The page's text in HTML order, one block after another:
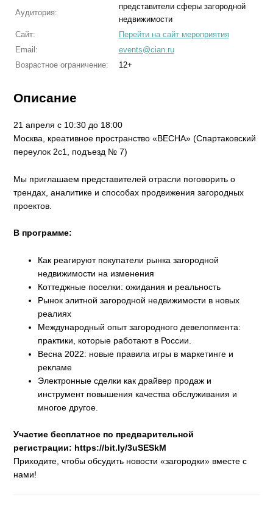
Аудитория:
представители сферы загородной
недвижимости
Сайт:
Перейти на сайт мероприятия
Email:
events@cian.ru
Возрастное ограничение:
12+
Описание
21 апреля с 10:30 до 18:00
Москва, креативное пространство «ВЕСНА» (Спартаковский
переулок 2с1, подъезд № 7)
Мы приглашаем представителей отрасли поговорить о
трендах, аналитике и способах продвижения загородных
проектов.
В программе:
Как реагируют покупатели рынка загородной
недвижимости на изменения
Коттеджные поселки: ожидания и реальность
Рынок элитной загородной недвижимости в новых
реалиях
Международный опыт загородного девелопмента:
практики, которые работают в России.
Весна 2022: новые правила игры в маркетинге и
рекламе
Электронные сделки как драйвер продаж и
инструмент повышения качества обслуживания и
многое другое.
Участие бесплатное по предварительной
регистрации: https://bit.ly/3uSESkM
Приходите, чтобы обсудить новости «загородки» вместе с
нами!